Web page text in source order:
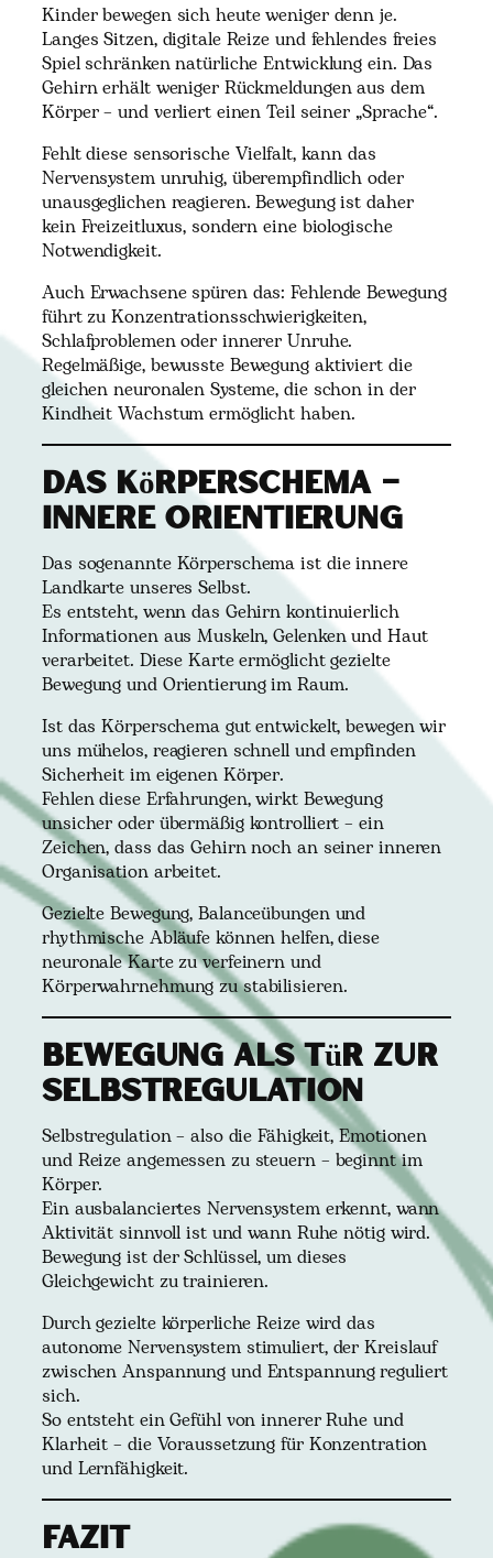
Kinder bewegen sich heute weniger denn je.
Langes Sitzen, digitale Reize und fehlendes freies
Spiel schränken natürliche Entwicklung ein. Das
Gehirn erhält weniger Rückmeldungen aus dem
Körper – und verliert einen Teil seiner „Sprache“.
Fehlt diese sensorische Vielfalt, kann das
Nervensystem unruhig, überempfindlich oder
unausgeglichen reagieren. Bewegung ist daher
kein Freizeitluxus, sondern eine biologische
Notwendigkeit.
Auch Erwachsene spüren das: Fehlende Bewegung
führt zu Konzentrationsschwierigkeiten,
Schlafproblemen oder innerer Unruhe.
Regelmäßige, bewusste Bewegung aktiviert die
gleichen neuronalen Systeme, die schon in der
Kindheit Wachstum ermöglicht haben.
Das Körperschema –
innere Orientierung
Das sogenannte Körperschema ist die innere
Landkarte unseres Selbst.
Es entsteht, wenn das Gehirn kontinuierlich
Informationen aus Muskeln, Gelenken und Haut
verarbeitet. Diese Karte ermöglicht gezielte
Bewegung und Orientierung im Raum.
Ist das Körperschema gut entwickelt, bewegen wir
uns mühelos, reagieren schnell und empfinden
Sicherheit im eigenen Körper.
Fehlen diese Erfahrungen, wirkt Bewegung
unsicher oder übermäßig kontrolliert – ein
Zeichen, dass das Gehirn noch an seiner inneren
Organisation arbeitet.
Gezielte Bewegung, Balanceübungen und
rhythmische Abläufe können helfen, diese
neuronale Karte zu verfeinern und
Körperwahrnehmung zu stabilisieren.
Bewegung als Tür zur
Selbstregulation
Selbstregulation – also die Fähigkeit, Emotionen
und Reize angemessen zu steuern – beginnt im
Körper.
Ein ausbalanciertes Nervensystem erkennt, wann
Aktivität sinnvoll ist und wann Ruhe nötig wird.
Bewegung ist der Schlüssel, um dieses
Gleichgewicht zu trainieren.
Durch gezielte körperliche Reize wird das
autonome Nervensystem stimuliert, der Kreislauf
zwischen Anspannung und Entspannung reguliert
sich.
So entsteht ein Gefühl von innerer Ruhe und
Klarheit – die Voraussetzung für Konzentration
und Lernfähigkeit.
Fazit